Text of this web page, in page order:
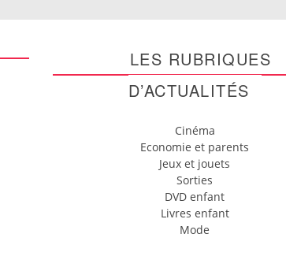
LES RUBRIQUES
D’ACTUALITÉS
Cinéma
Economie et parents
Jeux et jouets
Sorties
DVD enfant
Livres enfant
Mode